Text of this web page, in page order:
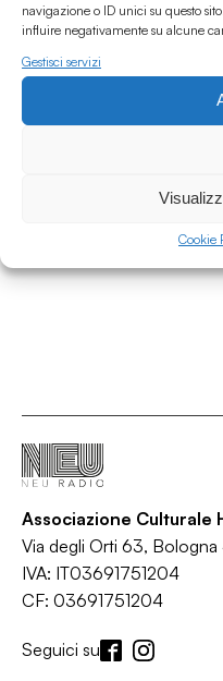
navigazione o ID unici su questo
influire negativamente su alcune
Gestisci servizi
Cookie
Indi(e)pendenze
Associazione Culturale
Via degli Orti 63, Bologna
IVA: IT03691751204
CF: 03691751204
Seguici su